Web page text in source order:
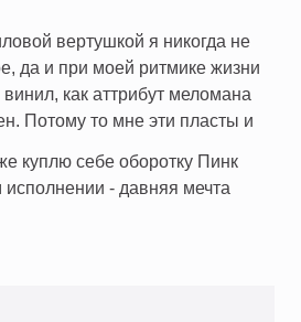
вертушкой я никогда не
да и при моей ритмике жизни
как аттрибут меломана
Потому то мне эти пласты и
куплю себе оборотку Пинк
- давняя мечта